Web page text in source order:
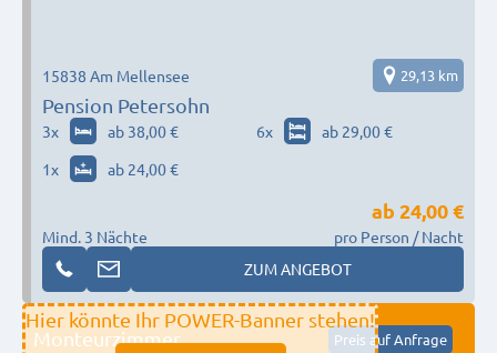
Pension Petersohn
15838 Am Mellensee 29,13 km
3x ab 38,00 € 6x
ab 29,00 €
1x ab 24,00 €
Mind. 3 Nächte
ab 24,00 €
pro Person / Nacht
ZUM ANGEBOT
Hier könnte Ihr POWER-Banner stehen!
Monteurzimmer Preis auf Anfrage